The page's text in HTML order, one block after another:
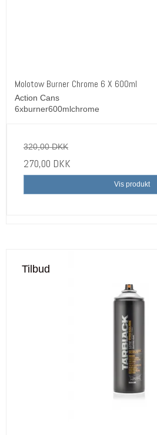
Molotow Burner Chrome 6 X 600ml
Action Cans
6xburner600mlchrome
320,00 DKK
270,00 DKK
Vis produkt
Tilbud